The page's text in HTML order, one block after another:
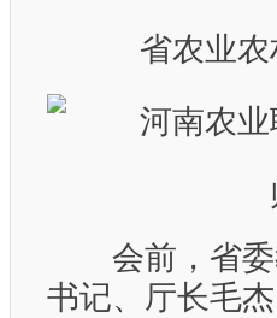
省农业农
师
会前，省委
书记、厅长毛